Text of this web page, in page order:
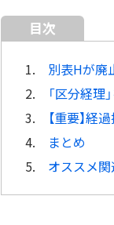
目次
1. 別表Hが廃
2.
「区分経理
3.
【重要】経
4.
まとめ
5. オススメ